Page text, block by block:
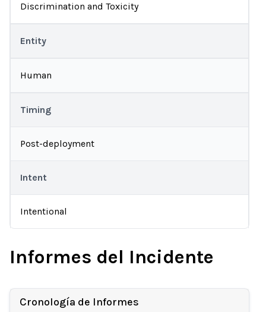
Discrimination and Toxicity
Entity
Human
Timing
Post-deployment
Intent
Intentional
Informes del Incidente
Cronología de Informes